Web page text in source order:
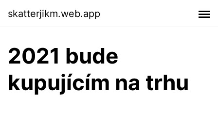
skatterjikm.web.app
2021 bude
kupujícím na trhu